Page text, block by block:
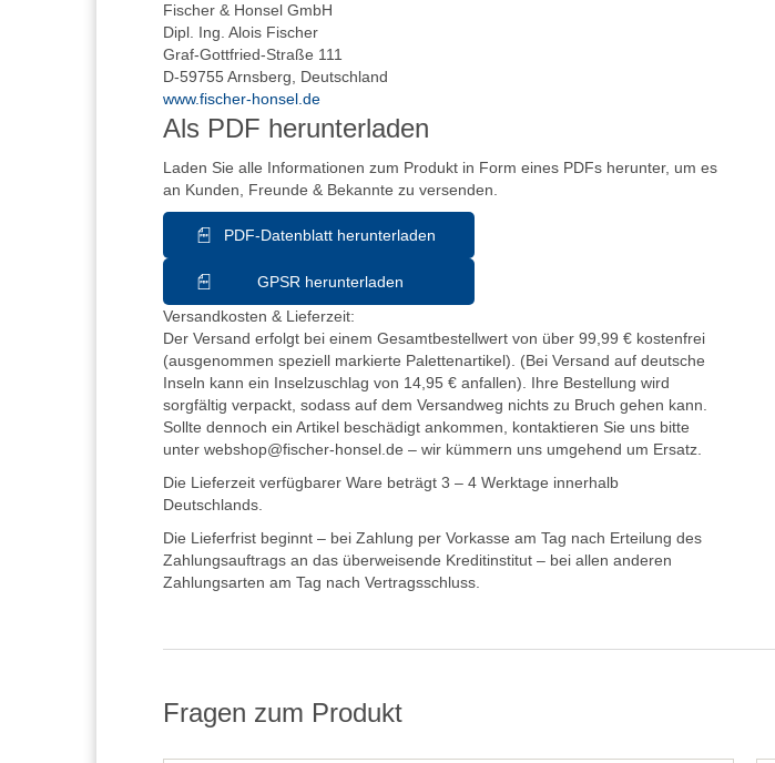
Fischer & Honsel GmbH
Dipl. Ing. Alois Fischer
Graf-Gottfried-Straße 111
D-59755 Arnsberg, Deutschland
www.fischer-honsel.de
Als PDF herunterladen
Laden Sie alle Informationen zum Produkt in Form eines PDFs herunter, um es
an Kunden, Freunde & Bekannte zu versenden.
PDF-Datenblatt herunterladen
GPSR herunterladen
Versandkosten & Lieferzeit:
Der Versand erfolgt bei einem Gesamtbestellwert von über 99,99 € kostenfrei
(ausgenommen speziell markierte Palettenartikel). (Bei Versand auf deutsche
Inseln kann ein Inselzuschlag von 14,95 € anfallen). Ihre Bestellung wird
sorgfältig verpackt, sodass auf dem Versandweg nichts zu Bruch gehen kann.
Sollte dennoch ein Artikel beschädigt ankommen, kontaktieren Sie uns bitte
unter webshop@fischer-honsel.de – wir kümmern uns umgehend um Ersatz.
Die Lieferzeit verfügbarer Ware beträgt 3 – 4 Werktage innerhalb
Deutschlands.
Die Lieferfrist beginnt – bei Zahlung per Vorkasse am Tag nach Erteilung des
Zahlungsauftrags an das überweisende Kreditinstitut – bei allen anderen
Zahlungsarten am Tag nach Vertragsschluss.
Fragen zum Produkt